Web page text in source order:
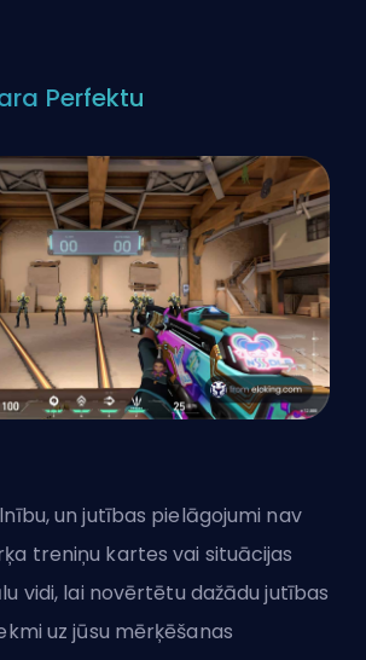
Perfektu
un jutības pielāgojumi nav
treniņu kartes vai situācijas
vidi, lai novērtētu dažādu jutības
uz jūsu mērķēšanas